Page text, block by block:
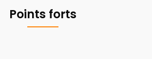
Points forts